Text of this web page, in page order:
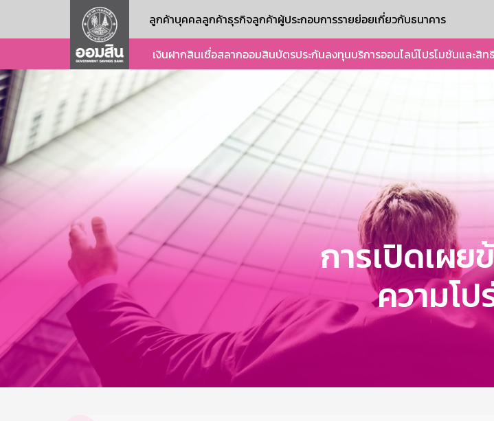
ลูกค้าบุคคลลูกค้าธุรกิจลูกค้าผู้ประกอบการรายย่อยเกี่ยวกับธนาคาร
เงินฝากสินเชื่อสลากออมสินบัตรประกันลงทุนบริการออนไลน์โปรโมชันและสิท
การเปิดเผย
ความโป